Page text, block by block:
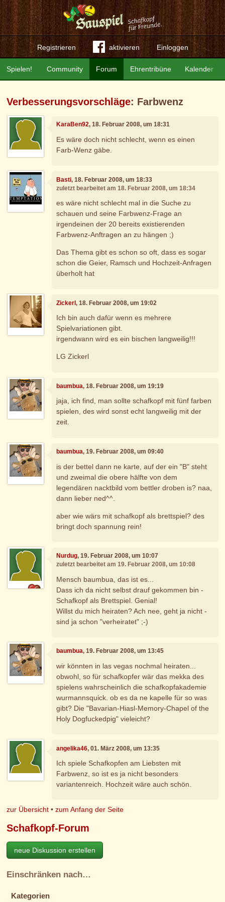
Registrieren aktivieren Einloggen
Community Forum Ehrentribüne Kalender
Spielen!
Verbesserungsvorschläge: Farbwenz
KaraBen92, 18. Februar 2008, um 18:31
Es wäre doch nicht schlecht, wenn es einen
Farb-Wenz gäbe.
Basti, 18. Februar 2008, um 18:33
zuletzt bearbeitet am 18. Februar 2008, um 18:34
es wäre nicht schlecht mal in die Suche zu
schauen und seine Farbwenz-Frage an
irgendeinen der 20 bereits existierenden
Farbwenz-Anftragen an zu hängen ;)
Das Thema gibt es schon so oft, dass es sogar
schon die Geier, Ramsch und Hochzeit-Anfragen
überholt hat
Zickerl, 18. Februar 2008, um 19:02
Ich bin auch dafür wenn es mehrere
Spielvariationen gibt.
irgendwann wird es ein bischen langweilig!!!
LG Zickerl
baumbua, 18. Februar 2008, um 19:19
jaja, ich find, man sollte schafkopf mit fünf farben
spielen, des wird sonst echt langweilig mit der
zeit.
baumbua, 19. Februar 2008, um 09:40
is der bettel dann ne karte, auf der ein "B" steht
und zweimal die obere hälfte von dem
legendären nacktbild vom bettler droben is? naa,
dann lieber ned^^.
aber wie wärs mit schafkopf als brettspiel? des
bringt doch spannung rein!
Nurdug, 19. Februar 2008, um 10:07
zuletzt bearbeitet am 19. Februar 2008, um 10:08
Mensch baumbua, das ist es...
Dass ich da nicht selbst drauf gekommen bin -
Schafkopf als Brettspiel. Genial!
Willst du mich heiraten? Ach nee, geht ja nicht -
sind ja schon "verheiratet" ;-)
baumbua, 19. Februar 2008, um 13:45
wir könnten in las vegas nochmal heiraten...
obwohl, so für schafkopfer wär das mekka des
spielens wahrscheinlich die schafkopfakademie
wurmannsquick. ob es da ne kapelle für so was
gibt? Die "Bavarian-Hiasl-Memory-Chapel of the
Holy Dogfuckedpig" vieleicht?
angelika46, 01. März 2008, um 13:35
Ich spiele Schafkopfen am Liebsten mit
Farbwenz, so ist es ja nicht besonders
variantenreich. Hochzeit wäre auch schön.
zur Übersicht •zum Anfang der Seite
Schafkopf-Forum
neue Diskussion erstellen
Einschränken nach…
Kategorien